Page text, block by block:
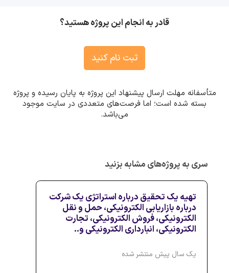
قادر به انجام این پروژه هستید؟
ثبت نام کنید
متأسفانه مهلت ارسال پیشنهاد این پروژه به پایان رسیده و پروژه
بسته شده است؛ اما فرصت‌های متعددی در سایت موجود
می‌باشد.
سری به پروژه‌های مشابه بزنید
تهیه یک تحقیق درباره استراتژی یک شرکت
درباره بازاریابی الکترونیکی، حمل و نقل
الکترونیکی، فروش الکترونیکی، تجارت
الکترونیکی، انبارداری الکترونیکی و..
یک سال پیش منتشر شده